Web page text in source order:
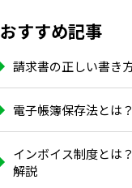
おすすめ記事
請求書の正しい書き
電子帳簿保存法とは
インボイス制度とは
解説